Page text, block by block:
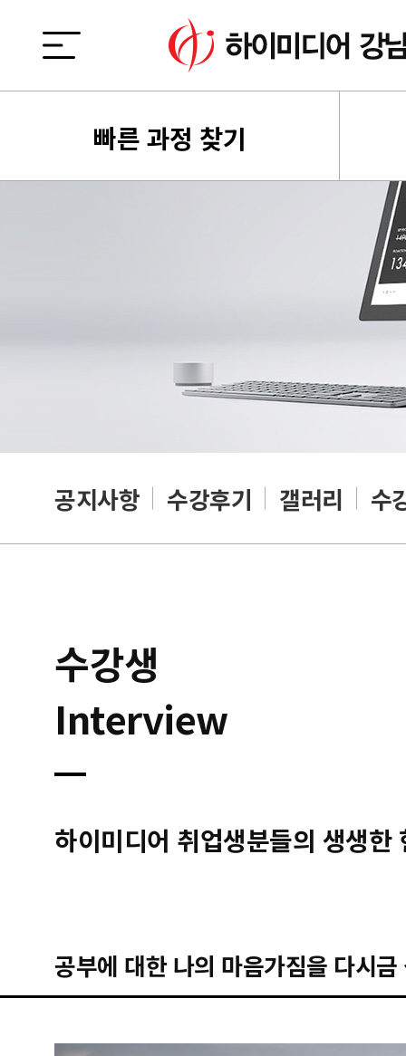
빠른 과정 찾기
공지사항 수강후기 갤러리 수
수강생
Interview
하이미디어 취업생분들의 생생한
공부에 대한 나의 마음가짐을 다시